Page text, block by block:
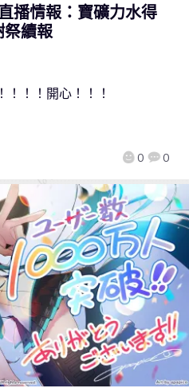
播情報：寶礦力水得
祭續報
0 0
！！開心！！！